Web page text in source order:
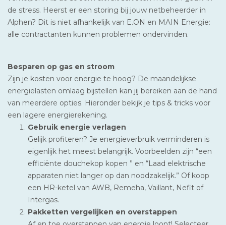
de stress. Heerst er een storing bij jouw netbeheerder in
Alphen? Dit is niet afhankelijk van E.ON en MAIN Energie:
alle contractanten kunnen problemen ondervinden.
Besparen op gas en stroom
Zijn je kosten voor energie te hoog? De maandelijkse
energielasten omlaag bijstellen kan jij bereiken aan de hand
van meerdere opties. Hieronder bekijk je tips & tricks voor
een lagere energierekening.
Gebruik energie verlagen
Gelijk profiteren? Je energieverbruik verminderen is
eigenlijk het meest belangrijk. Voorbeelden zijn “een
efficiënte douchekop kopen ” en “Laad elektrische
apparaten niet langer op dan noodzakelijk.” Of koop
een HR-ketel van AWB, Remeha, Vaillant, Nefit of
Intergas.
Pakketten vergelijken en overstappen